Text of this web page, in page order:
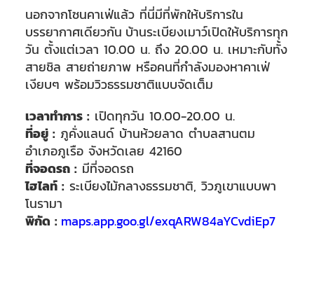
นอกจากโซนคาเฟ่แล้ว ที่นี่มีที่พักให้บริการใน
บรรยากาศเดียวกัน บ้านระเบียงเมาว์เปิดให้บริการทุก
วัน ตั้งแต่เวลา 10.00 น. ถึง 20.00 น. เหมาะกับทั้ง
สายชิล สายถ่ายภาพ หรือคนที่กำลังมองหาคาเฟ่
เงียบๆ พร้อมวิวธรรมชาติแบบจัดเต็ม
เวลาทำการ : เปิดทุกวัน 10.00-20.00 น.
ที่อยู่ : ภูคั่งแลนด์ บ้านห้วยลาด ตำบลสานตม
อำเภอภูเรือ จังหวัดเลย 42160
ที่จอดรถ : มีที่จอดรถ
ไฮไลท์ : ระเบียงไม้กลางธรรมชาติ, วิวภูเขาแบบพา
โนรามา
พิกัด : maps.app.goo.gl/exqARW84aYCvdiEp7